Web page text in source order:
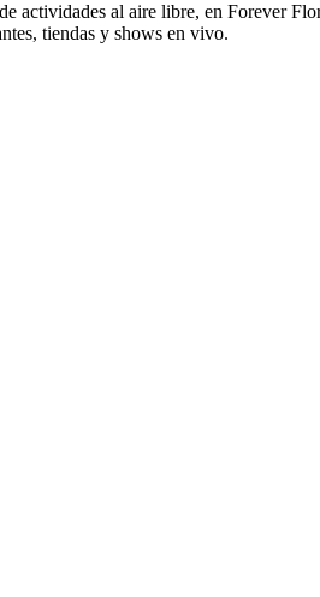
actividades al aire libre, en Forever
tiendas y shows en vivo.